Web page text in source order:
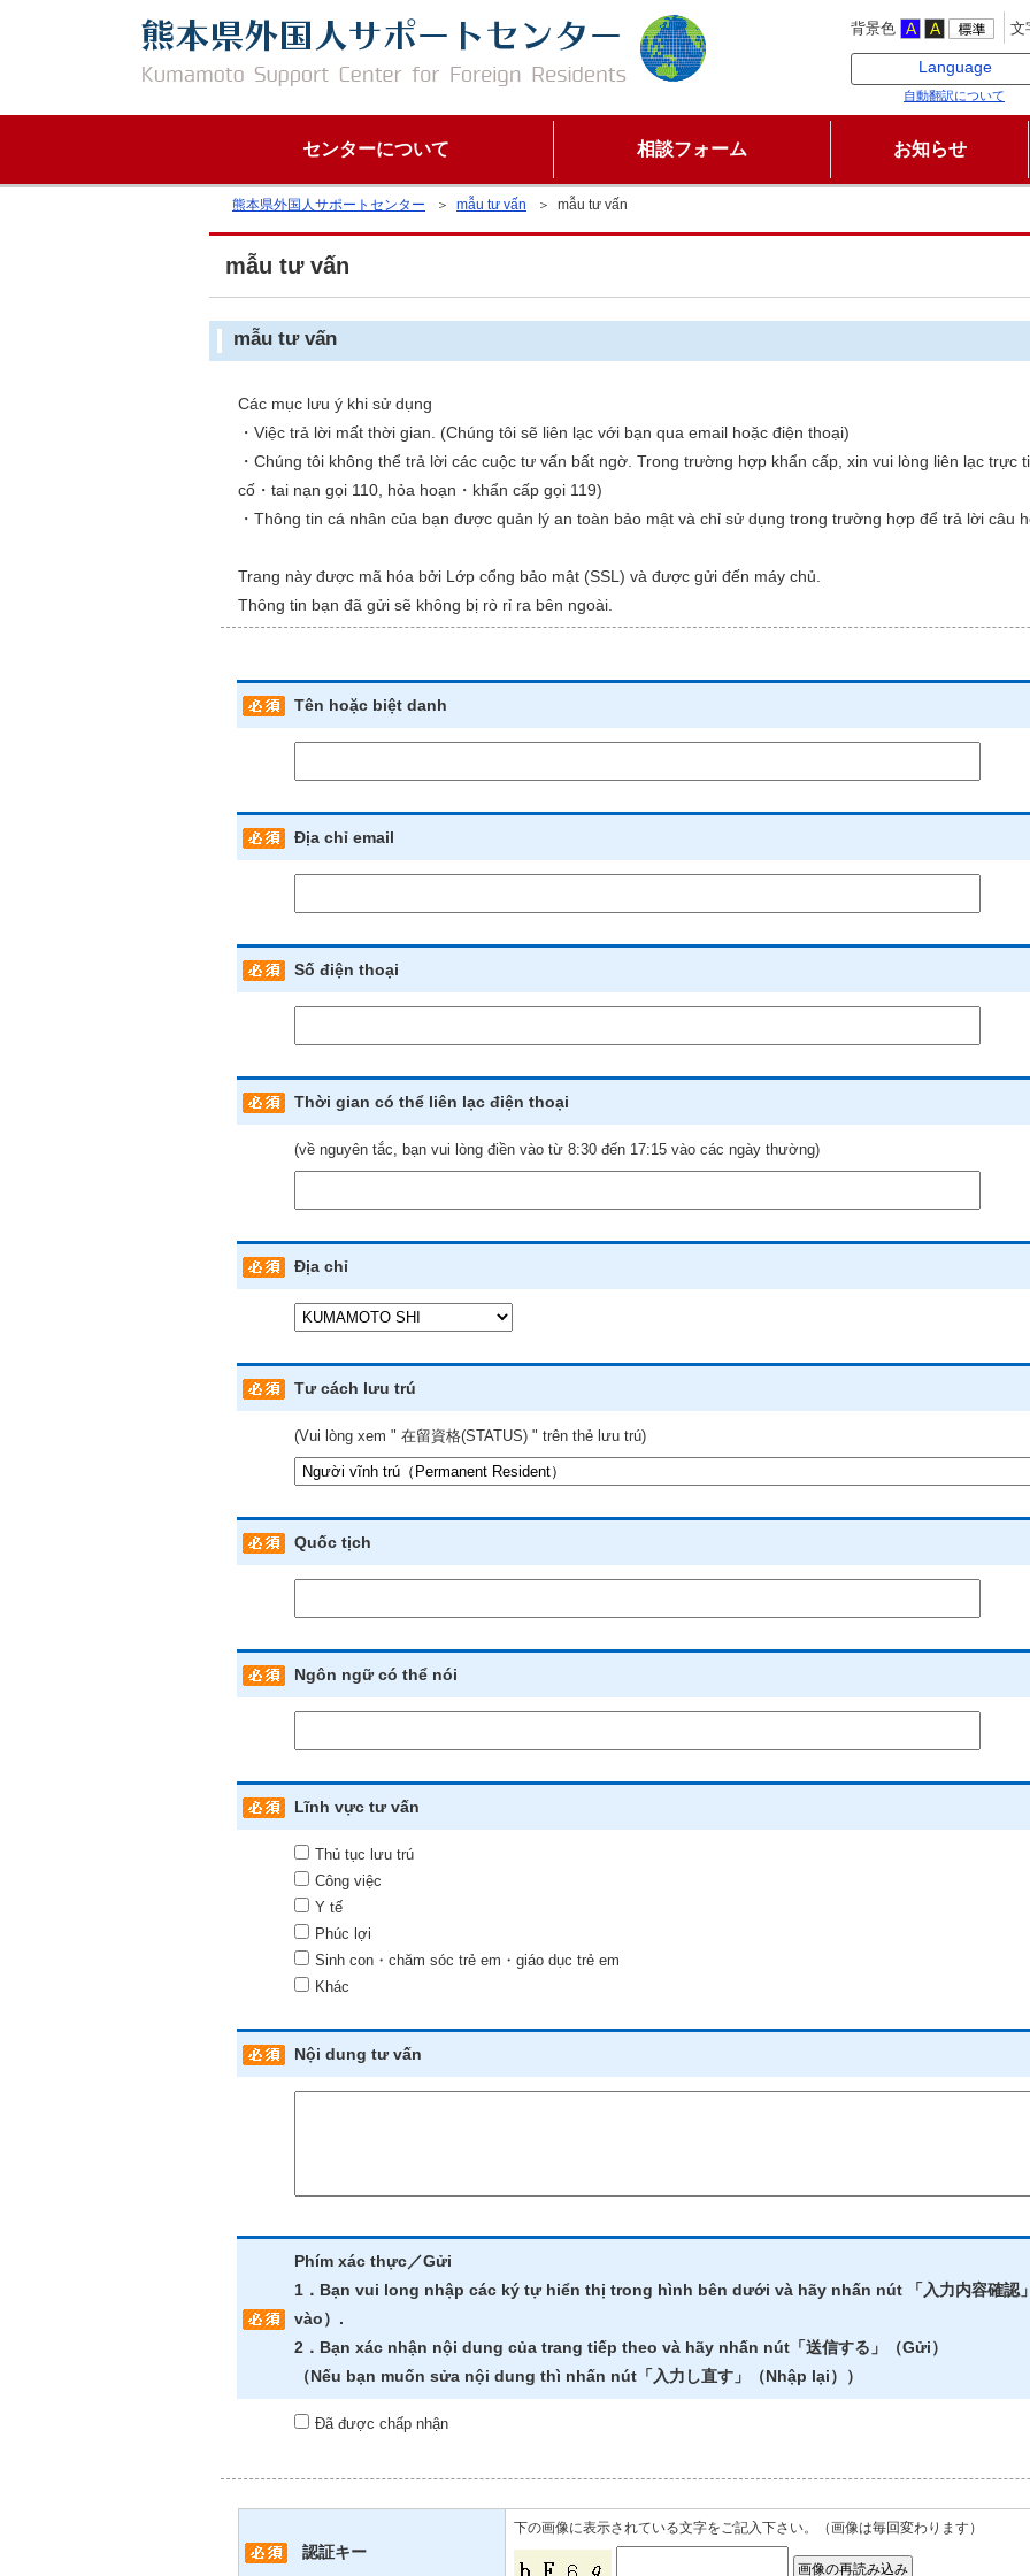
背景色 文
Language
自動翻訳について
センターについて 相談フォーム お知らせ
熊本県外国人サポートセンター ＞ mẫu tư vấn ＞ mẫu tư vấn
mẫu tư vấn
mẫu tư vấn
Các mục lưu ý khi sử dụng
・Việc trả lời mất thời gian. (Chúng tôi sẽ liên lạc với bạn qua email hoặc điện thoại)
・Chúng tôi không thể trả lời các cuộc tư vấn bất ngờ. Trong trường hợp khẩn cấp, xin vui lòng liên lạc trực
cố・tai nạn gọi 110, hỏa hoạn・khẩn cấp gọi 119)
・Thông tin cá nhân của bạn được quản lý an toàn bảo mật và chỉ sử dụng trong trường hợp để trả lời câu
Trang này được mã hóa bởi Lớp cổng bảo mật (SSL) và được gửi đến máy chủ.
Thông tin bạn đã gửi sẽ không bị rò rỉ ra bên ngoài.
Tên hoặc biệt danh
Địa chỉ email
Số điện thoại
Thời gian có thể liên lạc điện thoại
(về nguyên tắc, bạn vui lòng điền vào từ 8:30 đến 17:15 vào các ngày thường)
Địa chỉ
Tư cách lưu trú
(Vui lòng xem " 在留資格(STATUS) " trên thẻ lưu trú)
Quốc tịch
Ngôn ngữ có thể nói
Lĩnh vực tư vấn
Thủ tục lưu trú
Công việc
Y tế
Phúc lợi
Sinh con・chăm sóc trẻ em・giáo dục trẻ em
Khác
Nội dung tư vấn
Phím xác thực／Gửi
1．Bạn vui long nhập các ký tự hiển thị trong hình bên dưới và hãy nhấn nút 「入力内容確認
vào）.
2．Bạn xác nhận nội dung của trang tiếp theo và hãy nhấn nút「送信する」（Gửi）
（Nếu bạn muốn sửa nội dung thì nhấn nút「入力し直す」（Nhập lại））
Đã được chấp nhận
認証キー
下の画像に表示されている文字をご記入下さい。（画像は毎回変わります）